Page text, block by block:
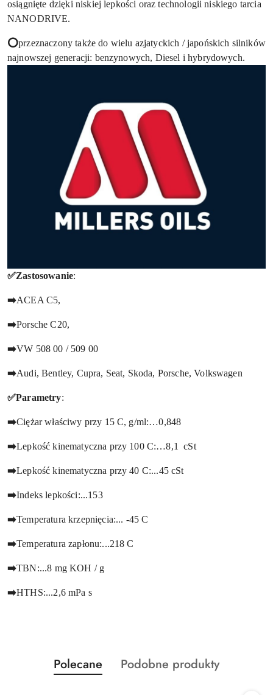
osiągnięte dzięki niskiej lepkości oraz technologii niskiego tarcia
NANODRIVE.
⭕przeznaczony także do wielu azjatyckich / japońskich silników
najnowszej generacji: benzynowych, Diesel i hybrydowych.
✅Zastosowanie:
➡️ACEA C5,
➡️Porsche C20,
➡️VW 508 00 / 509 00
➡️Audi, Bentley, Cupra, Seat, Skoda, Porsche, Volkswagen
✅Parametry:
➡️Ciężar właściwy przy 15 C, g/ml:…0,848
➡️Lepkość kinematyczna przy 100 C:…8,1 cSt
➡️Lepkość kinematyczna przy 40 C:...45 cSt
➡️Indeks lepkości:...153
➡️Temperatura krzepnięcia:... -45 C
➡️Temperatura zapłonu:...218 C
➡️TBN:...8 mg KOH / g
➡️HTHS:...2,6 mPa s
Pomiń karuzelę produktów
Produkty
o
Polecane
Produkty
Podobne produkty